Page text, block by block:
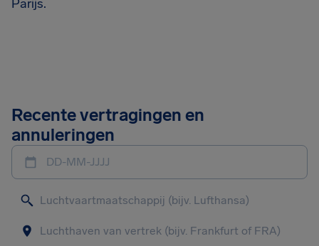
Parijs.
Recente vertragingen en
annuleringen
DD-MM-JJJJ